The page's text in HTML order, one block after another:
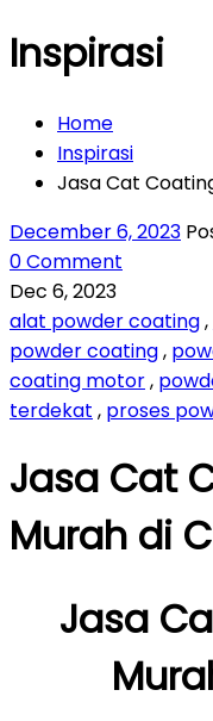
Inspirasi
Home
Inspirasi
Jasa Cat
December 6, 2023
0 Comment
Dec 6, 2023
alat powder coating,
powder coating,
coating motor,
terdekat , proses
Jasa Cat
Murah di
Jasa